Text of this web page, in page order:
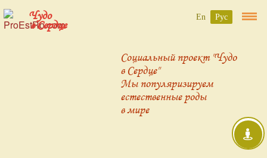
Чудо
в Сердце
Социальный проект "Чудо
в Сердце"
Мы популяризируем
естественные роды
в мире
En Рус